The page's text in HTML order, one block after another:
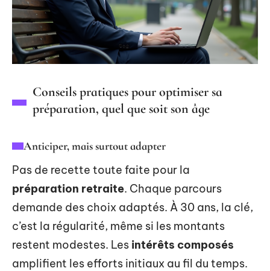
Conseils pratiques pour optimiser sa
préparation, quel que soit son âge
Anticiper, mais surtout adapter
Pas de recette toute faite pour la
préparation retraite. Chaque parcours
demande des choix adaptés. À 30 ans, la clé,
c’est la régularité, même si les montants
restent modestes. Les intérêts composés
amplifient les efforts initiaux au fil du temps.